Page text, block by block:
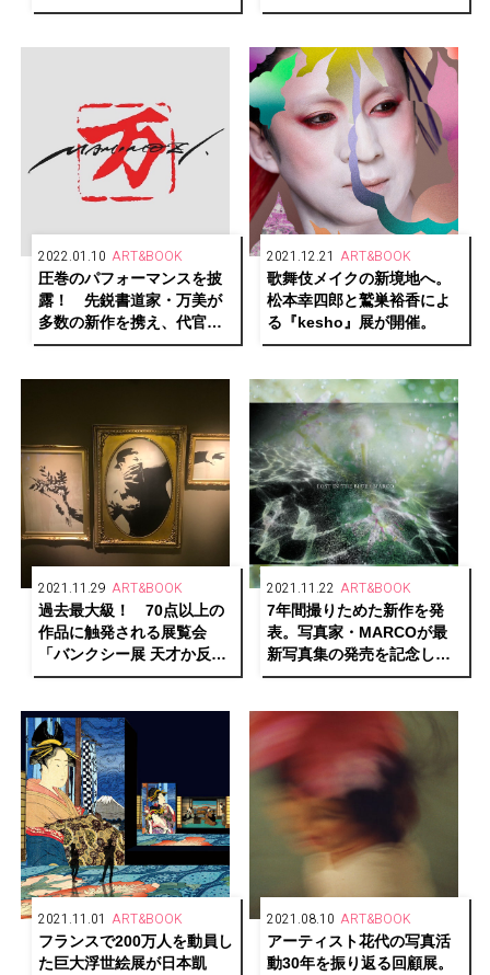
プン
ブックス ビブリオテークで
2022.01.10 ART&BOOK
圧巻のパフォーマンスを披
露！ 先鋭書道家・万美が
多数の新作を携え、代官山
で個展を開催。
2021.12.21 ART&BOOK
歌舞伎メイクの新境地へ。
松本幸四郎と鷲巣裕香によ
る『kesho』展が開催。
2021.11.29 ART&BOOK
過去最大級！ 70点以上の
作品に触発される展覧会
「バンクシー展 天才か反逆
者か」が遂に東京に上陸。
2021.11.22 ART&BOOK
7年間撮りためた新作を発
表。写真家・MARCOが最
新写真集の発売を記念した
写真展を代官山で開催。
2021.11.01 ART&BOOK
フランスで200万人を動員し
た巨大浮世絵展が日本凱
2021.08.10 ART&BOOK
アーティスト花代の写真活
動30年を振り返る回顧展。